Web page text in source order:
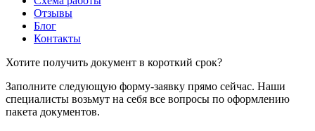
Отзывы
Блог
Контакты
Хотите получить документ в короткий срок?
Заполните следующую форму-заявку прямо сейчас. Наши
специалисты возьмут на себя все вопросы по оформлению
пакета документов.